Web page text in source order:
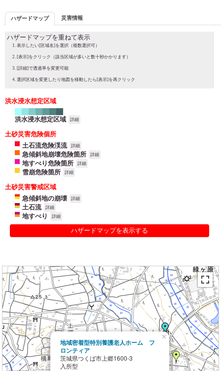
ハザードマップ 災害情報
ハザードマップを重ねて表示
表示したい[区域名]を選択（複数選択可）
[表示]をクリック（該当区域が多いと数十秒かかります）
[詳細]で透過率を変更可能
選択区域を変更したり地図を移動したら[表示]を再クリック
洪水浸水想定区域
洪水浸水想定区域 詳細
土砂災害危険個所
土石流危険渓流
詳細
急傾斜地崩壊危険箇所 詳細
地すべり危険箇所 詳細
雪崩危険箇所 詳細
土砂災害警戒区域
急傾斜地の崩壊
詳細
土石流 詳細
地すべり 詳細
ハザードマップを表示する
地域密着型特別養護老人ホーム フ
ロンティア
茨城県つくば市上郷1600-3
入所型
×